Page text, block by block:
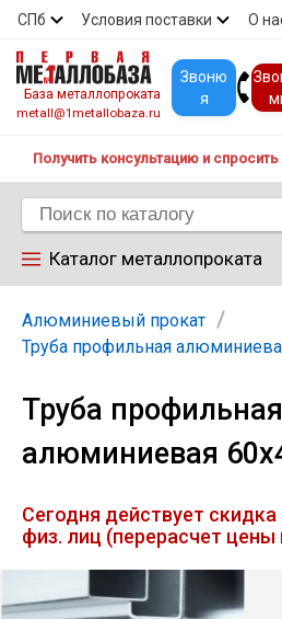
СПб Условия поставки О
Скидки Прайс Покупателям
База металлопроката
metall@1metallobaza.ru
Звоню
я
Получить консультацию и спросить
Каталог металлопроката
Арматура
Труба
Лист
Уголок
Алюминиевый прокат
Труба профильная
Труба профильная
алюминиевая
Сегодня действует
физ. лиц (перерасчет цены